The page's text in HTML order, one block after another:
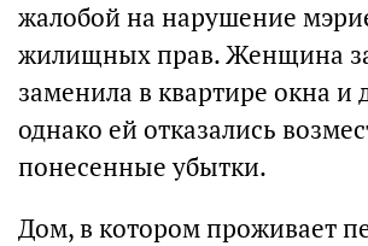
жалобой на нарушение
жилищных прав. Женщина
заменила в квартире окна и
однако ей отказались
понесенные убытки.
Дом, в котором проживает